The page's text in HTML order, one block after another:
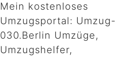
Mein kostenloses
Umzugsportal: Umzug-
030.Berlin Umzüge,
Umzugshelfer,